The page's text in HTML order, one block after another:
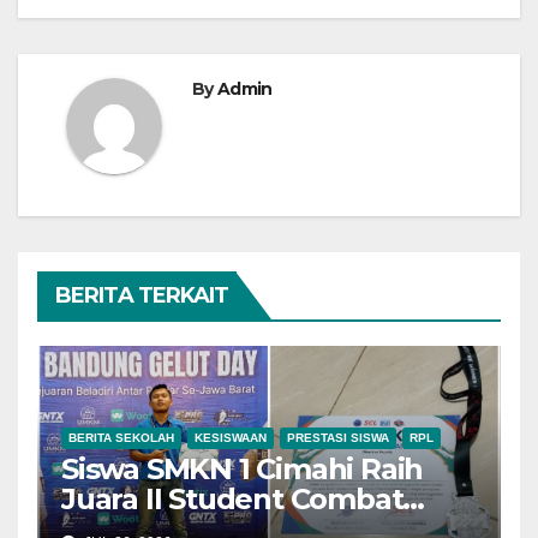
ByAdmin
BERITA TERKAIT
BERITA SEKOLAH KESISWAAN PRESTASI SISWA RPL
Siswa SMKN 1 Cimahi Raih
Juara II Student Combat
League Bandung Gelut Day